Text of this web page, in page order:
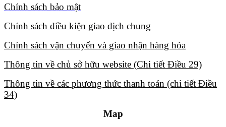
Chính sách bảo mật​
Chính sách điều kiện giao dịch chung​
Chính sách vận chuyển và giao nhận hàng hóa​
Thông tin về chủ sở hữu website (Chi tiết Điều 29)​
Thông tin về các phương thức thanh toán (chi tiết Điều
34)​
Map